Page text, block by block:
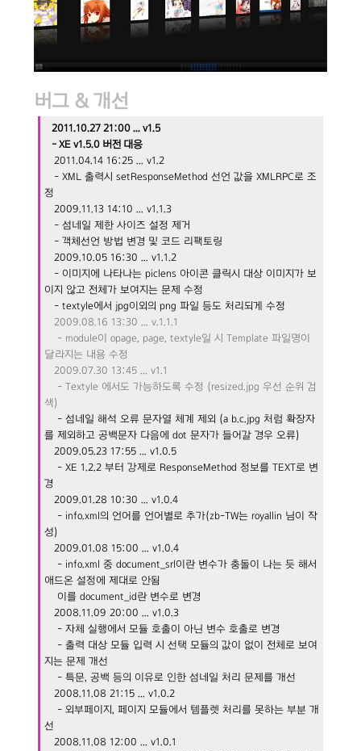
버그 & 개선
2011.10.27 21:00 ... v1.5
- XE v1.5.0 버전 대응
2011.04.14 16:25 ... v1.2
- XML 출력시 setResponseMethod 선언 값을 XMLRPC로 조
정
2009.11.13 14:10 ... v1.1.3
- 섬네일 제한 사이즈 설정 제거
- 객체선언 방법 변경 및 코드 리팩토링
2009.10.05 16:30 ... v1.1.2
- 이미지에 나타나는 piclens 아이콘 클릭시 대상 이미지가 보
이지 않고 전체가 보여지는 문제 수정
- textyle에서 jpg이외의 png 파일 등도 처리되게 수정
2009.08.16 13:30 ... v.1.1.1
- module이 opage, page, textyle일 시 Template 파일명이
달라지는 내용 수정
2009.07.30 13:45 ... v1.1
- Textyle 에서도 가능하도록 수정 (resized.jpg 우선 순위 검
색)
- 섬네일 해석 오류 문자열 체계 제외 (a b.c.jpg 처럼 확장자
를 제외하고 공백문자 다음에 dot 문자가 들어갈 경우 오류)
2009.05.23 17:55 ... v1.0.5
- XE 1.2.2 부터 강제로 ResponseMethod 정보를 TEXT로 변
경
2009.01.28 10:30 ... v1.0.4
- info.xml의 언어를 언어별로 추가(zb-TW는 royallin 님이 작
성)
2009.01.08 15:00 ... v1.0.4
- info.xml 중 document_srl이란 변수가 충돌이 나는 듯 해서
애드온 설정에 제대로 안됨
이를 document_id란 변수로 변경
2008.11.09 20:00 ... v1.0.3
- 자체 실행에서 모듈 호출이 아닌 변수 호출로 변경
- 출력 대상 모듈 입력 시 선택 모듈의 값이 없이 전체로 보여
지는 문제 개선
- 특문, 공백 등의 이유로 인한 섬네일 처리 문제를 개선
2008.11.08 21:15 ... v1.0.2
- 외부페이지, 페이지 모듈에서 템플렛 처리를 못하는 부분 개
선
2008.11.08 12:00 ... v1.0.1